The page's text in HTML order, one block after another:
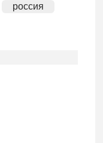
россия